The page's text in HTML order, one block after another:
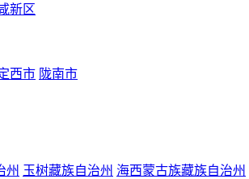
新区
西市 陇南市
州 玉树藏族自治州 海西蒙古族藏族自治州